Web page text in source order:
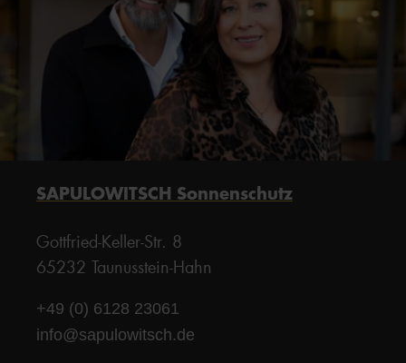
SAPULOWITSCH Sonnenschutz
Gottfried-Keller-Str. 8
65232 Taunusstein-Hahn
+49 (0) 6128 23061
info@sapulowitsch.de